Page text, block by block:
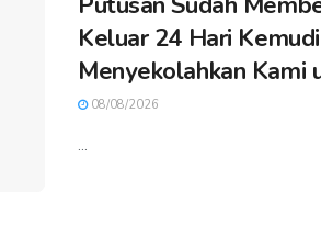
Keluar 24 Hari
Menyekolahkan Kami
08/08/2026